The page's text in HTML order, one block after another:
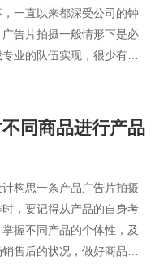
，一直以来都深受公司的钟
广告片拍摄一般情形下是必
业的队伍实现，很少有企
放式创新项目，必须具有一
创新能力和专业能力。
同商品进行产品
计构思一条产品广告片拍摄
时，要记得从产品的自身考
掌握不同产品的个体性，及
售后的状况，做好商品和